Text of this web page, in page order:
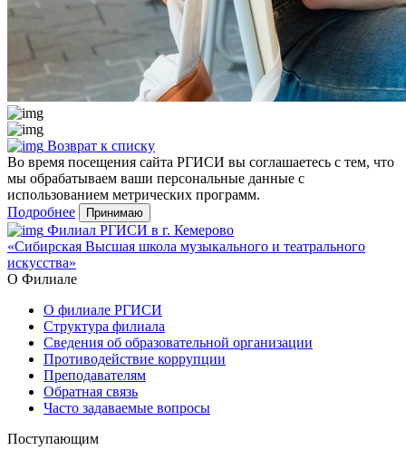
Возврат к списку
Во время посещения сайта РГИСИ вы соглашаетесь с тем, что
мы обрабатываем ваши персональные данные с
использованием метрических программ.
Подробнее
Принимаю
Филиал РГИСИ в г. Кемерово
«Сибирская Высшая школа музыкального и театрального
искусства»
О Филиале
О филиале РГИСИ
Структура филиала
Сведения об образовательной организации
Противодействие коррупции
Преподавателям
Обратная связь
Часто задаваемые вопросы
Поступающим